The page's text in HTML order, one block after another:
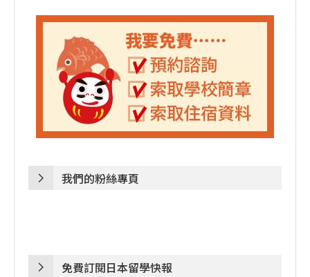
我們的粉絲專頁
免費訂閱日本留學快報